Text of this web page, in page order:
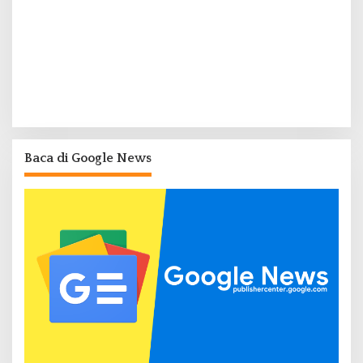
Baca di Google News